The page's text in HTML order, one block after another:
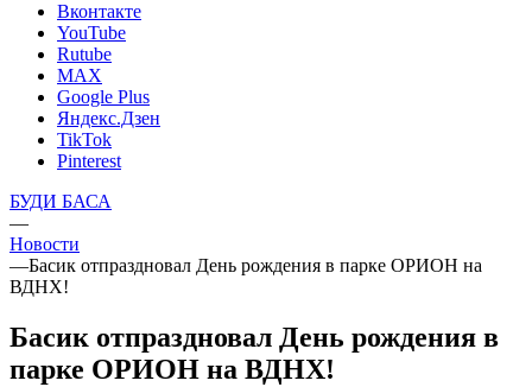
Вконтакте
YouTube
Rutube
MAX
Google Plus
Яндекс.Дзен
TikTok
Pinterest
БУДИ БАСА
—
Новости
—Басик отпраздновал День рождения в парке ОРИОН на
ВДНХ!
Басик отпраздновал День рождения в
парке ОРИОН на ВДНХ!